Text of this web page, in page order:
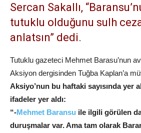
Sercan Sakallı,
tutuklu olduğunu sulh
anlatsın” dedi.
Tutuklu gazeteci Mehmet Barasu’nun
Aksiyon dergisinden Tuğba Kaplan’a
Aksiyo’nun bu haftaki sayısında yer
ifadeler yer aldı:
“-Mehmet Baransu ile ilgili görülen
duruşmalar var. Ama tam olarak